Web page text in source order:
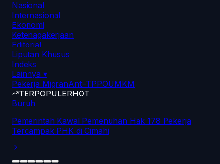
Nasional
Internasional
Ekonomi
Ketenagakerjaan
Editorial
Liputan Khusus
Indeks
Lainnya ▾
Pekerja MigranAnti-TPPOUMKM
TERPOPULERHOT
Buruh
Pemerintah Kawal Pemenuhan Hak 178 Pekerja
Terdampak PHK di Cimahi